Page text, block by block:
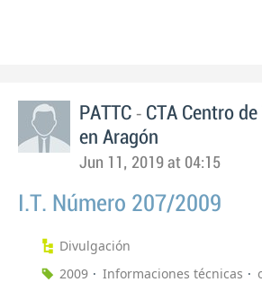
PATTC - CTA Centro
en Aragón
Jun 11, 2019 at 04:15
I.T. Número 207/2009
Divulgación
2009
Informaciones técnicas